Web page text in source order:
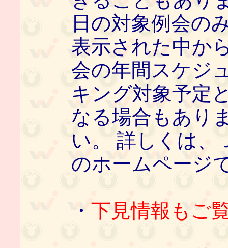
日の対象例会の
表示された中か
会の年間スケジ
キング対象予定
なる場合もあり
い。 詳しくは、
のホームページ
・ 下見情報もご